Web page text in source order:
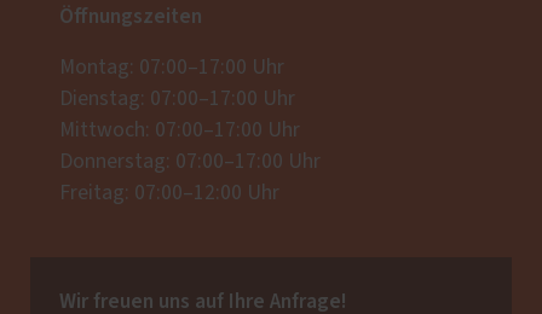
Öffnungszeiten
Montag: 07:00–17:00 Uhr
Dienstag: 07:00–17:00 Uhr
Mittwoch: 07:00–17:00 Uhr
Donnerstag: 07:00–17:00 Uhr
Freitag: 07:00–12:00 Uhr
Wir freuen uns auf Ihre Anfrage!